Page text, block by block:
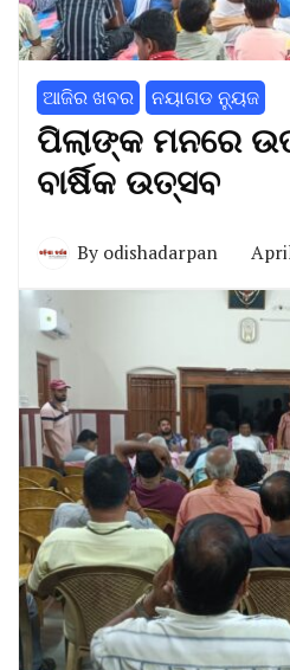
ଆଜିର ଖବର ନୟାଗଡ ନ୍ୟୁଜ
ପିଲାଙ୍କ ମନରେ
ବାର୍ଷିକ ଉତ୍ସବ
By odishadarpan